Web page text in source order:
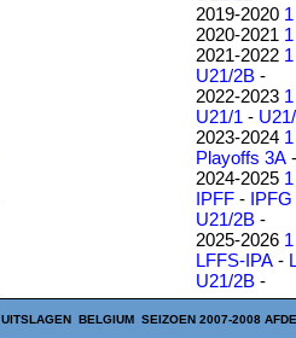
2019-2020 1
2020-2021 1
2021-2022 1
U21/2B -
2022-2023 1
U21/1 -
2023-2024 1
Playoffs 3A
2024-2025 1
IPFF - IPFG
U21/2B -
2025-2026 1
LFFS-IPA -
U21/2B -
UITSLAGEN BELGIUM SEIZOEN 2007-2008